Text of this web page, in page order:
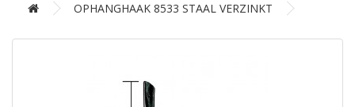
OPHANGHAAK 8533 STAAL VERZINKT